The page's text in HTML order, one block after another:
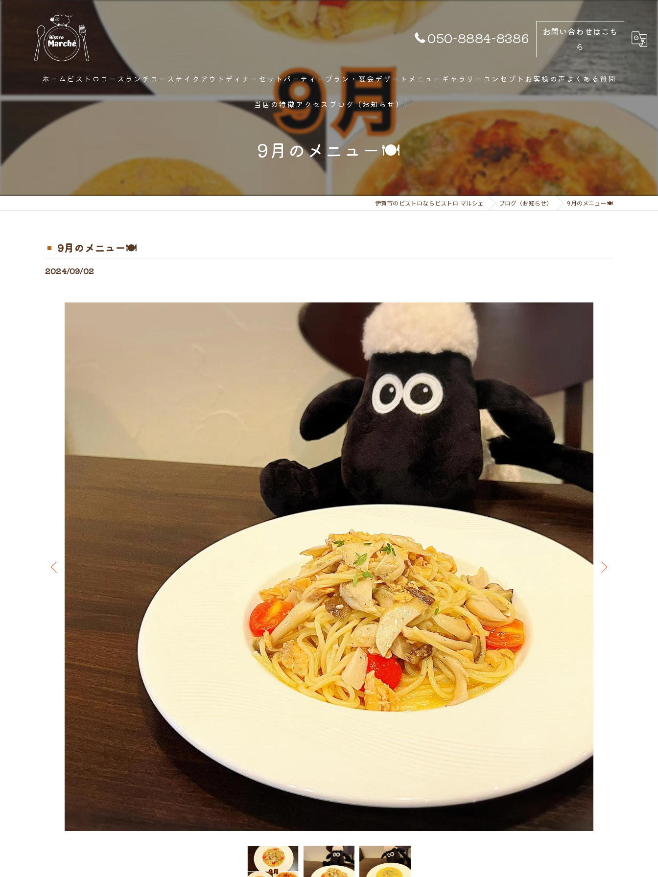
050-8884-8386
お問い合わせはこち
ら
ホームビストロコース ランチコース テイクアウト ディナーセットパーティープラン・宴会デザートメニュー ギャラリー コンセプト お客様の声よくある質問
当店の特徴
ディナー
フレンチ
アクセス ブログ（お知らせ）
9月のメニュー🍽
伊賀市のビストロならビストロ マルシェ ブログ（お知らせ） 9月のメニュー🍽
9月のメニュー🍽
2024/09/02